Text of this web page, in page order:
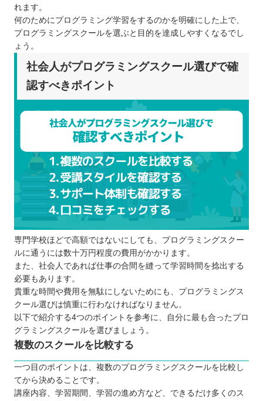
れます。
何のためにプログラミング学習をするのかを明確にした上で、
プログラミングスクールを選ぶと目的を達成しやすくなるでし
ょう。
社会人がプログラミングスクール選びで確
認すべきポイント
専門学校ほどで高額ではないにしても、プログラミングスクー
ルに通うには数十万円程度の費用がかかります。
また、社会人であれば仕事の合間を縫って学習時間を捻出する
必要もあります。
貴重な時間や費用を無駄にしないためにも、プログラミングス
クール選びは慎重に行わなければなりません。
以下で紹介する4つのポイントを参考に、自分に最も合ったプロ
グラミングスクールを選びましょう。
複数のスクールを比較する
一つ目のポイントは、複数のプログラミングスクールを比較し
てから決めることです。
講座内容、学習期間、学習の進め方など、できるだけ多くのス